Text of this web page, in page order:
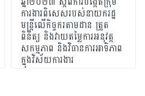
ការងារពិសេសរបស់នាយករដ្ឋ
មន្ត្រីលើកិច្ចករតាមដាន ត្រួត
ពិនិត្យ និងវាយតម្លៃការអនុវត្ត
សកម្មភាព និងវិធានការអាទិភាព
ក្នុងវិស័យការងារ